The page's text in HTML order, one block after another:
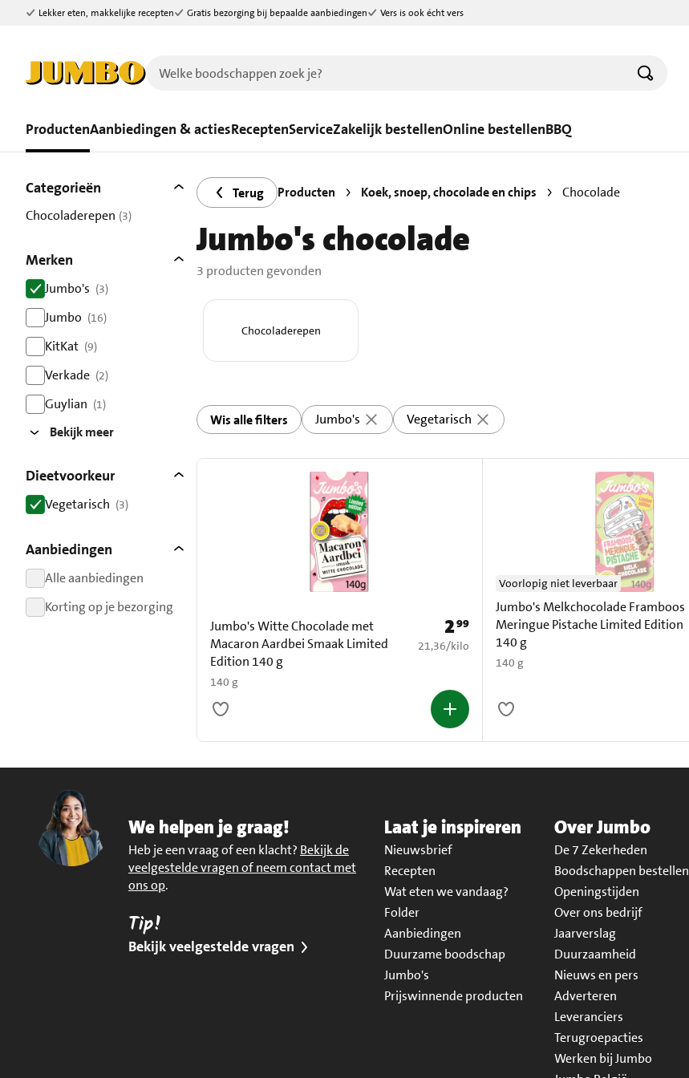
Ga naar zoeken
Ga naar hoofdinhoud
Lekker eten, makkelijke recepten Gratis bezorging bij bepaalde aanbiedingen Vers is ook écht vers
ProductenAanbiedingen & actiesReceptenServiceZakelijk bestellenOnline bestellenBBQ
3 producten gevonden.
Filters
Categorieën
Chocoladerepen (3)
Merken
Jumbo's (3)
resultaten
Jumbo (16)
resultaten
KitKat (9)
resultaten
Verkade (2)
resultaten
Guylian (1)
Bekijk meer
Dieetvoorkeur
Vegetarisch (3)
Aanbiedingen
Alle aanbiedingen
resultaten
Korting op je bezorging
Terug Producten Koek, snoep, chocolade en chips Chocolade
Jumbo's chocolade
3 producten gevonden
Chocoladerepen
Wis alle filters Jumbo's Vegetarisch
Jumbo's Witte Chocolade met
Macaron Aardbei Smaak Limited
Edition 140 g
140 g
Prijs: € 2,99
299
€ 21,36 per kilo
21,36/kilo
Jumbo's Melkchocolade Framboos
Meringue Pistache Limited Edition
140 g
140 g
Voorlopig niet leverbaar
We helpen je graag!
Heb je een vraag of een klacht? Bekijk de
veelgestelde vragen of neem contact met
ons op.
Tip!
Bekijk veelgestelde vragen
Laat je inspireren
Nieuwsbrief
Recepten
Wat eten we vandaag?
Folder
Aanbiedingen
Duurzame boodschap
Jumbo's
Prijswinnende producten
Over Jumbo
De 7 Zekerheden
Boodschappen bestellen
Openingstijden
Over ons bedrijf
Jaarverslag
Duurzaamheid
Nieuws en pers
Adverteren
Leveranciers
Terugroepacties
Werken bij Jumbo